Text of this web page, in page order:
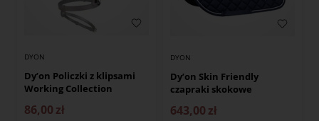
DYON
Dy’on Policzki z klipsami
Working Collection
86,00 zł
DYON
Dy’on Skin Friendly
czapraki skokowe
643,00 zł